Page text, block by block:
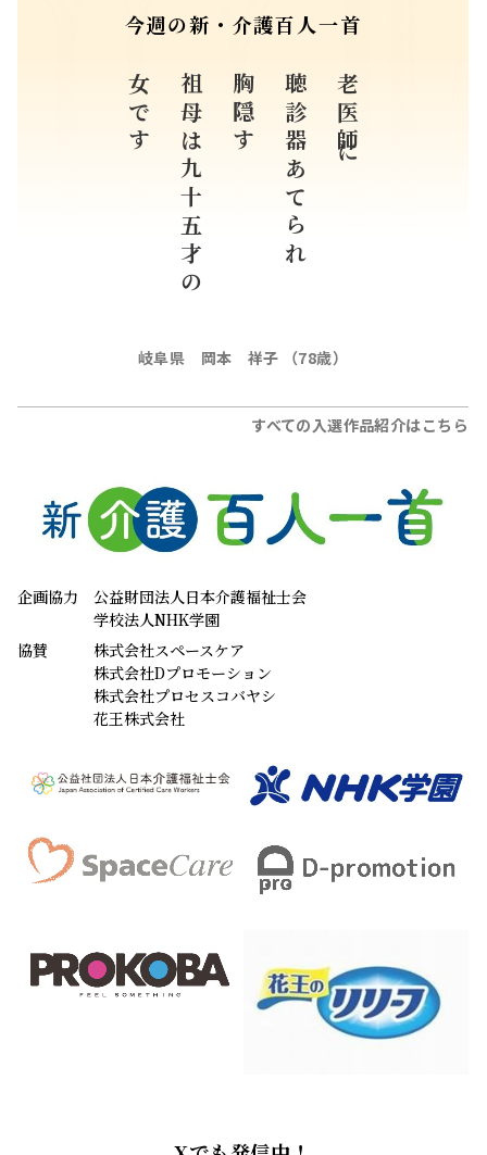
公益財団法人日本介護福祉士会
学校法人NHK学園
株式会社スペースケア
株式会社Dプロモーション
株式会社プロセスコバヤシ
Xでも発信中！
インターネット利用規約
メルマガ規約
本サイトに掲載されている画像、イラスト及び記事の無断転載、使用はお断りいたしま